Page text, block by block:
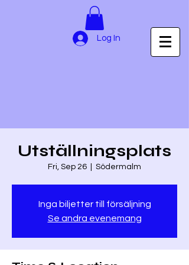
Log In
Utställningsplats
Fri, Sep 26 Södermalm
Inga biljetter till försäljning
Se andra evenemang